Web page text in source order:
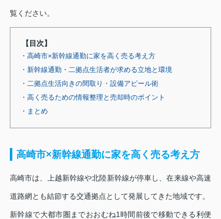
覧ください。
【目次】
・高崎市×新幹線通勤に家を高く売る考え方
・新幹線通勤・二拠点生活者が求める立地と環境
・二拠点生活向きの間取り・設備アピール術
・高く売るための情報整理と売却時のポイント
・まとめ
高崎市×新幹線通勤に家を高く売る考え方
高崎市は、上越新幹線や北陸新幹線が停車し、在来線や高速
道路網とも結節する交通拠点として発展してきた地域です。
新幹線で大都市圏までおおむね1時間前後で移動できる利便